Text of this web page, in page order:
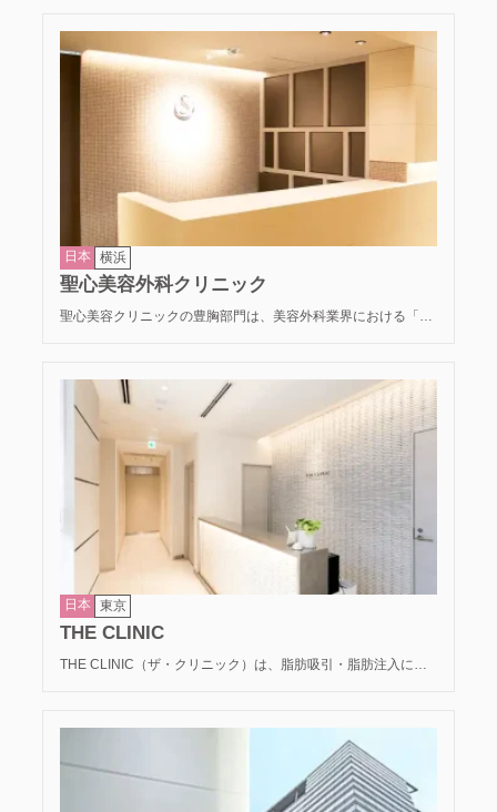
慮された院内設計と、専門カウンセラーによる真摯な対応が特
徴。術後のアフターケア体制も万全で、不安をゼロにするサポ
ートを徹底しています。
日本 横浜
聖心美容外科クリニック
聖心美容クリニックの豊胸部門は、美容外科業界における「再
医療技術を導入。しこりのリスクを徹底的に抑えながら、本物
と見分けがつかない「驚くほどの柔らかさ」と「自然な揺れ」
を実現します。国内外の医師へ技術指導を行うほどの圧倒的な
技術力と、誠実なカウンセリングで、10年後、20年後も安心し
て愛せる理想のバストを創り上げます。
日本 東京
THE CLINIC
THE CLINIC（ザ・クリニック）は、脂肪吸引・脂肪注入に特
を専門としています。高度な濾過技術と精密な注入法により、
しこりのリスクを最小限に抑え、本物と見分けがつかない「柔
らかな質感」と「自然な動き」を実現します。医学的エビデン
スに基づいた誠実な診療で、一生モノの美しさを提供し続けて